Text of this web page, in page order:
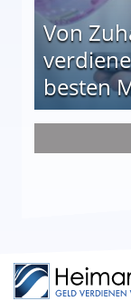
Von
besten
die 15 besten